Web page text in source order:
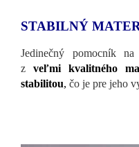
STABILNÝ
Jedinečný pomocník
z veľmi kvalitného
stabilitou, čo je pre jeho